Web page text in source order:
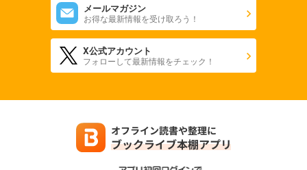
メールマガジン
お得な最新情報を受け取ろう！
X公式アカウント
フォローして最新情報をチェック！